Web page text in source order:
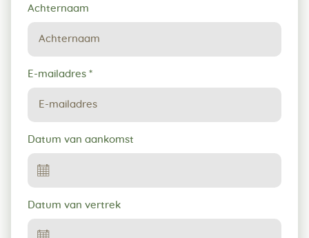
Achternaam
E-mailadres *
Datum van aankomst
Datum van vertrek